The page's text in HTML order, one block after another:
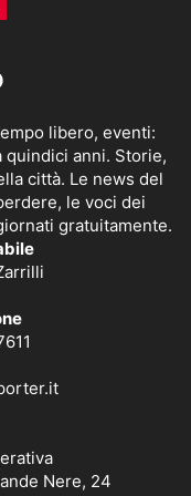
libero, eventi:
quindici anni. Storie,
città. Le news del
le voci dei
gratuitamente.
Nere, 24